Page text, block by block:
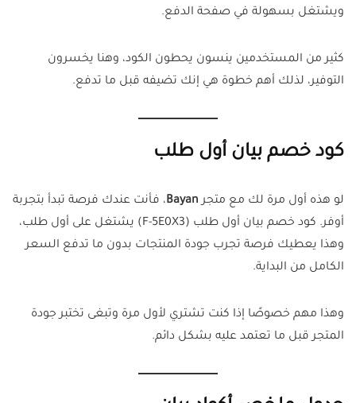
ويشتغل بسهولة في صفحة الدفع.
كثير من المستخدمين ينسون يحطون الكود، وهنا يخسرون
التوفير، لذلك أهم خطوة هي إنك تضيفه قبل ما تدفع.
كود خصم بيان أول طلب
لو هذه أول مرة لك مع متجرBayan، فأنت عندك فرصة تبدأ بتجربة
أوفر. كود خصم بيان أول طلب (F-5E0X3) يشتغل على أول طلب،
وهذا يعطيك فرصة تجرب جودة المنتجات بدون ما تدفع السعر
الكامل من البداية.
وهذا مهم خصوصًا إذا كنت تشتري لأول مرة وتبغى تختبر جودة
المتجر قبل ما تعتمد عليه بشكل دائم.